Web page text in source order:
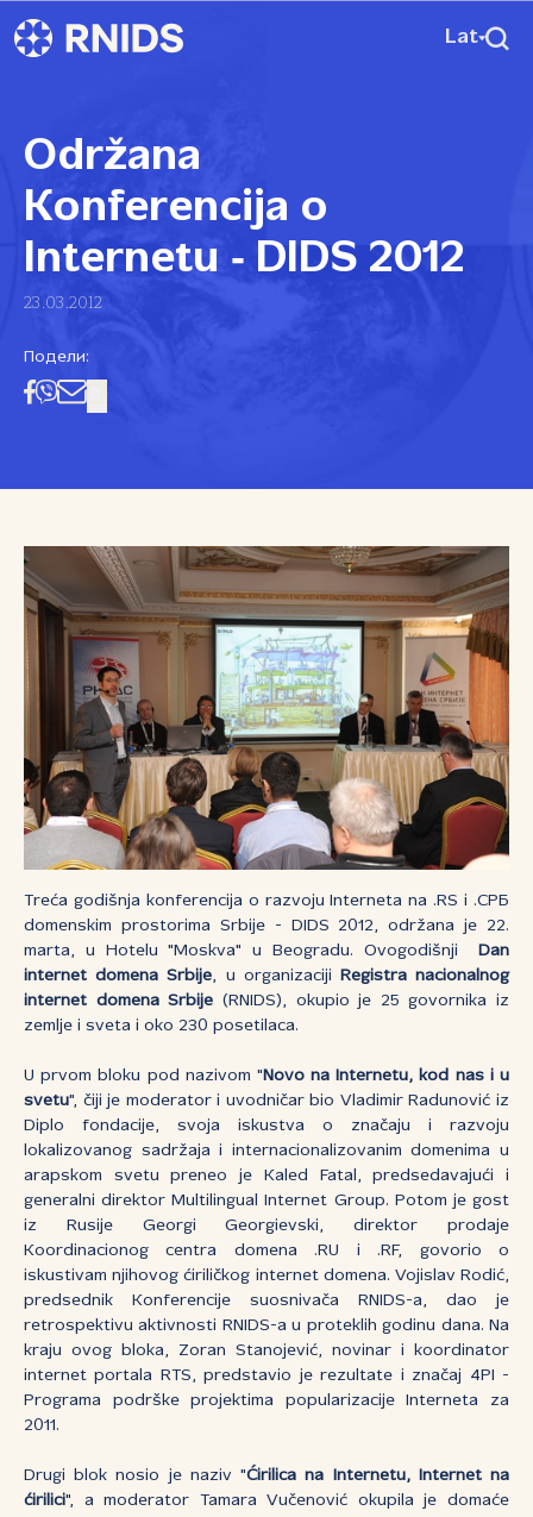
Lat
Održana
Konferencija o
Internetu ‑ DIDS 2012
23.03.2012
Подели:
Treća godišnja konferencija o razvoju Interneta na .RS i .СРБ
domenskim prostorima Srbije - DIDS 2012, održana je 22.
marta, u Hotelu "Moskva" u Beogradu. Ovogodišnji
Dan
internet domena Srbije, u organizaciji
Registra nacionalnog
internet domena Srbije (RNIDS), okupio je 25 govornika iz
zemlje i sveta i oko 230 posetilaca.
U prvom bloku pod nazivom " Novo na Internetu, kod nas i u
svetu", čiji je moderator i uvodničar bio Vladimir Radunović iz
Diplo fondacije, svoja iskustva o značaju i razvoju
lokalizovanog sadržaja i internacionalizovanim domenima u
arapskom svetu preneo je Kaled Fatal, predsedavajući i
generalni direktor Multilingual Internet Group. Potom je gost
iz Rusije Georgi Georgievski, direktor prodaje
Koordinacionog centra domena .RU i .RF, govorio o
iskustivam njihovog ćiriličkog internet domena. Vojislav Rodić,
predsednik Konferencije suosnivača RNIDS-a, dao je
retrospektivu aktivnosti RNIDS-a u proteklih godinu dana. Na
kraju ovog bloka, Zoran Stanojević, novinar i koordinator
internet portala RTS, predstavio je rezultate i značaj 4PI -
Programa podrške projektima popularizacije Interneta za
2011.
Drugi blok nosio je naziv "Ćirilica na Internetu, Internet na
ćirilici", a moderator Tamara Vučenović okupila je domaće